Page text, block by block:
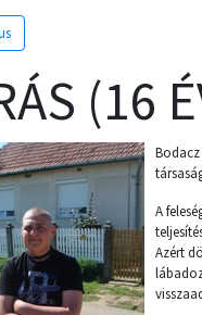
(16
A
Azért